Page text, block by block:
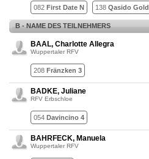
082 First Date N 138 Qasido Gold
B - NAME DES TEILNEHMERS
BAAL, Charlotte Allegra
Wuppertaler RFV
208 Fränzken 3
BADKE, Juliane
RFV Erbschloe
054 Davincino 4
BAHRFECK, Manuela
Wuppertaler RFV